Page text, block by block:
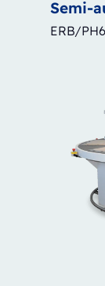
Semi-
ERB/